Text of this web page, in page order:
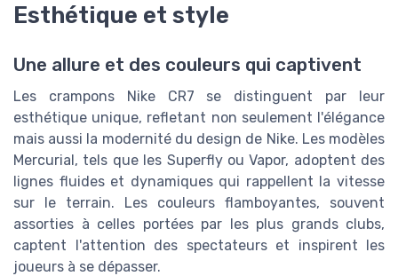
Esthétique et style
Une allure et des couleurs qui captivent
Les crampons Nike CR7 se distinguent par leur
esthétique unique, refletant non seulement l'élégance
mais aussi la modernité du design de Nike. Les modèles
Mercurial, tels que les Superfly ou Vapor, adoptent des
lignes fluides et dynamiques qui rappellent la vitesse
sur le terrain. Les couleurs flamboyantes, souvent
assorties à celles portées par les plus grands clubs,
captent l'attention des spectateurs et inspirent les
joueurs à se dépasser.